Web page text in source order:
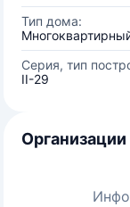
Тип дома:
Серия, тип
II-29